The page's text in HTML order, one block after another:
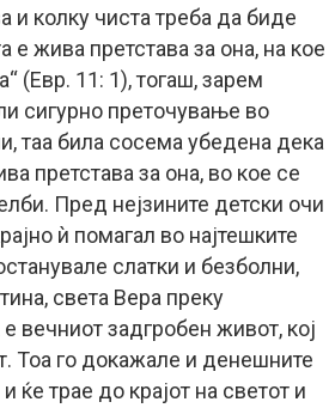
и колку чиста треба да биде
е жива претстава за она, на кое
(Евр. 11: 1), тогаш, зарем
сигурно преточување во
таа била сосема убедена дека
претстава за она, во кое се
Пред нејзините детски очи
ѝ помагал во најтешките
слатки и безболни,
света Вера преку
вечниот задгробен живот, кој
Тоа го докажале и денешните
трае до крајот на светот и